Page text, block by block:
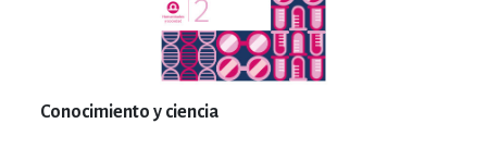
Conocimiento y ciencia